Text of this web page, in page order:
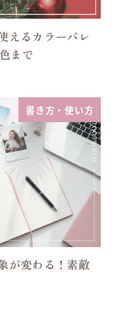
えるカラーパレ
まで
書き方・使い方
が変わる！素敵